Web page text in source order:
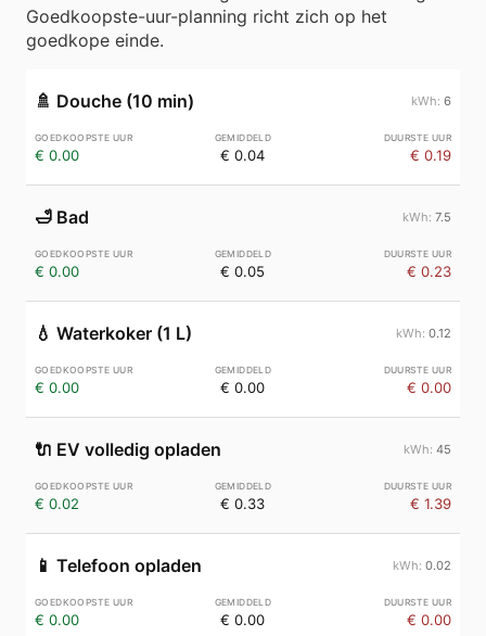
Goedkoopste-uur-planning richt zich op het
goedkope einde.
🚿 Douche (10 min) 6
€ 0.00 € 0.04 € 0.19
🛁 Bad 7.5
€ 0.00 € 0.05 € 0.23
💧 Waterkoker (1 L) 0.12
€ 0.00 € 0.00 € 0.00
🔌 EV volledig opladen 45
€ 0.02 € 0.33 € 1.39
📱 Telefoon opladen 0.02
€ 0.00 € 0.00 € 0.00